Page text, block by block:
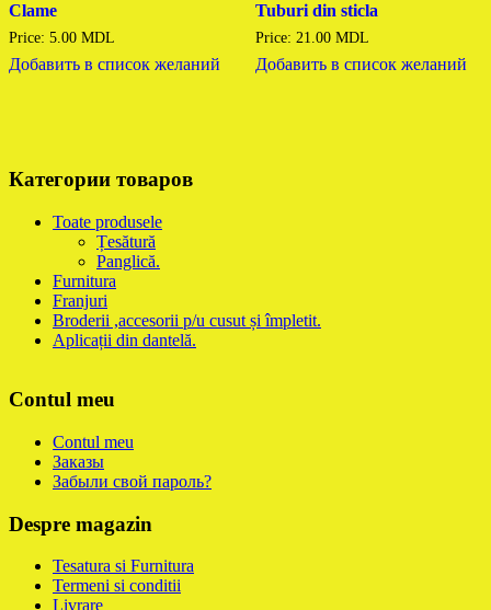
Clame
Price: 5.00 MDL
Добавить в список желаний
Tuburi din sticla
Price: 21.00 MDL
Добавить в список желаний
Категории товаров
Toate produsele
Țesătură
Panglică.
Furnitura
Franjuri
Broderii ,accesorii p/u cusut și împletit.
Aplicații din dantelă.
Contul meu
Contul meu
Заказы
Забыли свой пароль?
Despre magazin
Tesatura si Furnitura
Termeni si conditii
Livrare